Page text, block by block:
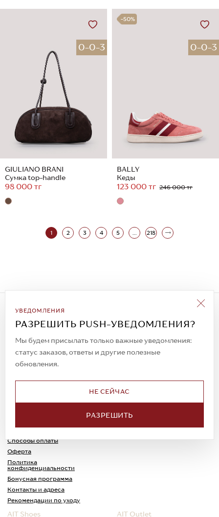
0-0-3
GIULIANO BRANI
Сумка top-handle
98 000 тг
-50%
0-0-3
BALLY
Кеды
123 000 тг 246 000 тг
1 2 3 4 5 ... 218
УВЕДОМЛЕНИЯ
РАЗРЕШИТЬ PUSH-УВЕДОМЛЕНИЯ?
Мы будем присылать только важные уведомления:
статус заказов, ответы и другие полезные
обновления.
НЕ СЕЙЧАС
РАЗРЕШИТЬ
Подписаться на рассылку
Всегда будьте в курсе новых акций и
спецпредложений!
© 2023. AIT Shoes
Все права защищены
Доставка
Способы оплаты
Оферта
Политика
конфиденциальности
Обмен и возврат
Каспи-Ред
Бонусная программа
Контакты и адреса
Рекомендации по уходу
AIT Shoes AIT Outlet